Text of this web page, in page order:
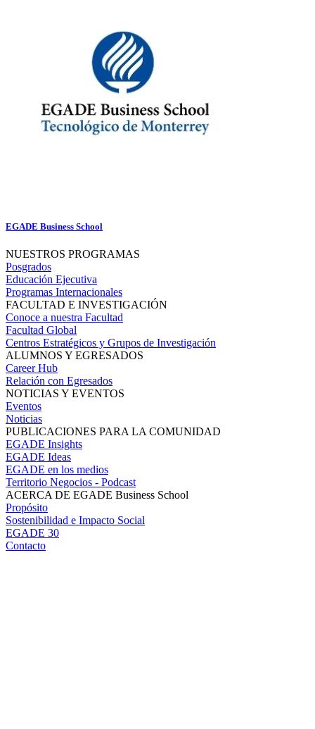
EGADE Business School
NUESTROS PROGRAMAS
Posgrados
Educación Ejecutiva
Programas Internacionales
FACULTAD E INVESTIGACIÓN
Conoce a nuestra Facultad
Facultad Global
Centros Estratégicos y Grupos de Investigación
ALUMNOS Y EGRESADOS
Career Hub
Relación con Egresados
NOTICIAS Y EVENTOS
Eventos
Noticias
PUBLICACIONES PARA LA COMUNIDAD
EGADE Insights
EGADE Ideas
EGADE en los medios
Territorio Negocios - Podcast
ACERCA DE EGADE Business School
Propósito
Sostenibilidad e Impacto Social
EGADE 30
Contacto